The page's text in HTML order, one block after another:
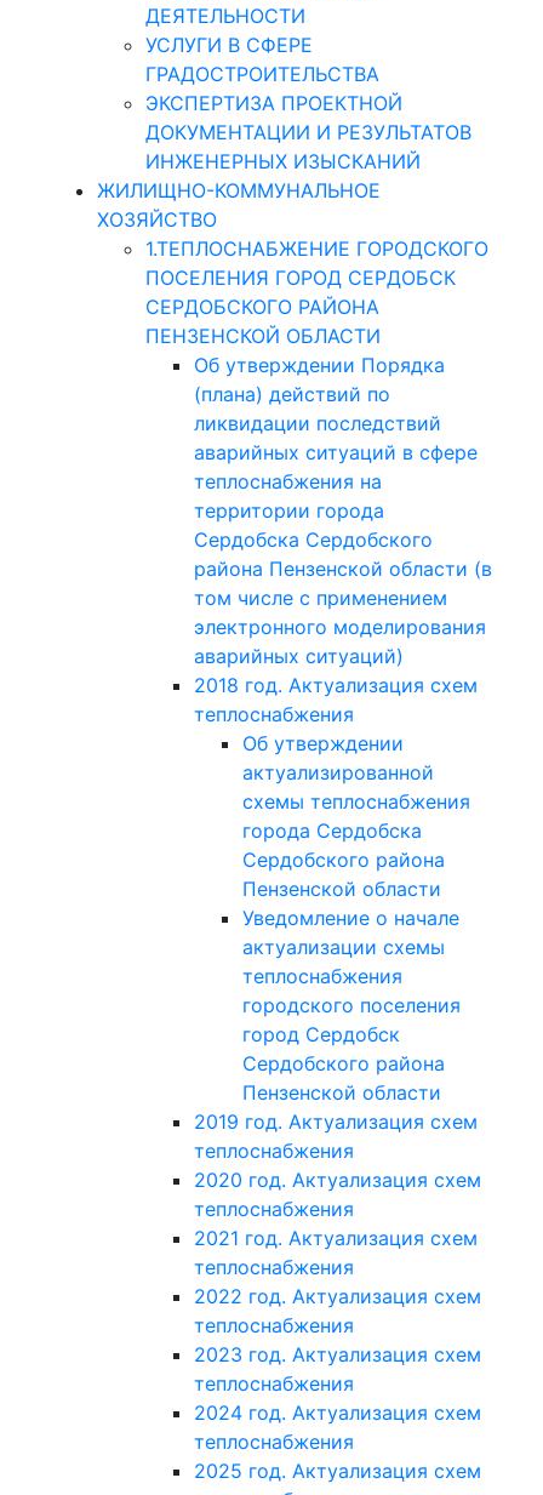
ДЕЯТЕЛЬНОСТИ
УСЛУГИ В СФЕРЕ
ГРАДОСТРОИТЕЛЬСТВА
ЭКСПЕРТИЗА ПРОЕКТНОЙ
ДОКУМЕНТАЦИИ И РЕЗУЛЬТАТОВ
ИНЖЕНЕРНЫХ ИЗЫСКАНИЙ
ЖИЛИЩНО-КОММУНАЛЬНОЕ
ХОЗЯЙСТВО
1.ТЕПЛОСНАБЖЕНИЕ ГОРОДСКОГО
ПОСЕЛЕНИЯ ГОРОД СЕРДОБСК
СЕРДОБСКОГО РАЙОНА
ПЕНЗЕНСКОЙ ОБЛАСТИ
Об утверждении Порядка
(плана) действий по
ликвидации последствий
аварийных ситуаций в сфере
теплоснабжения на
территории города
Сердобска Сердобского
района Пензенской области (в
том числе с применением
электронного моделирования
аварийных ситуаций)
2018 год. Актуализация схем
теплоснабжения
Об утверждении
актуализированной
схемы теплоснабжения
города Сердобска
Сердобского района
Пензенской области
Уведомление о начале
актуализации схемы
теплоснабжения
городского поселения
город Сердобск
Сердобского района
Пензенской области
2019 год. Актуализация схем
теплоснабжения
2020 год. Актуализация схем
теплоснабжения
2021 год. Актуализация схем
теплоснабжения
2022 год. Актуализация схем
теплоснабжения
2023 год. Актуализация схем
теплоснабжения
2024 год. Актуализация схем
теплоснабжения
2025 год. Актуализация схем